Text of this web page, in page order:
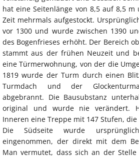
hat eine Seitenlänge von 8,5 auf 8,5
Zeit mehrmals aufgestockt.
vor 1300 und wurde zwischen 1390
des Bogenfrieses erhöht. Der Bereich
stammt aus der frühen Neuzeit und
eine Türmerwohnung, von der die
1819 wurde der Turm durch einen
Turmdach und der
abgebrannt. Die Bausubstanz
original und wurde nie verändert.
Inneren eine Treppe mit 147 Stufen,
Die Südseite wurde
eingenommen, der direkt mit dem
Man vermutet, dass sich an der